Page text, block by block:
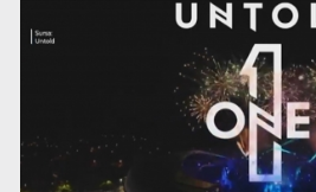
Destinații spectaculoase din Bulgaria